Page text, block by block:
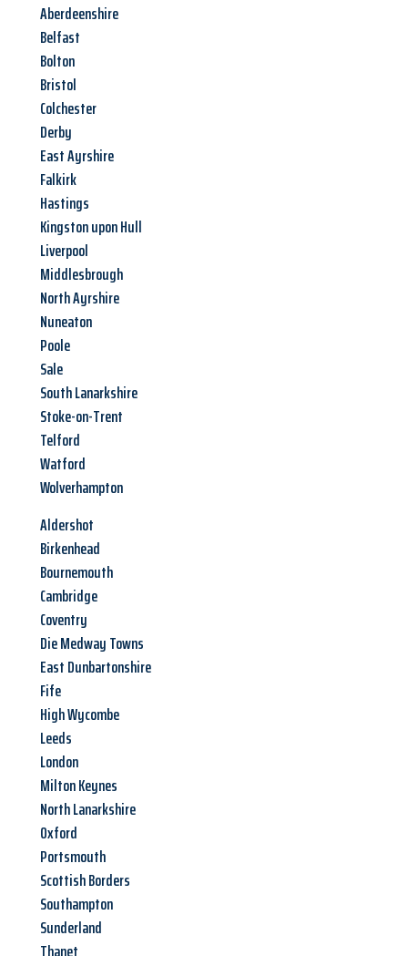
Aberdeenshire
Belfast
Bolton
Bristol
Colchester
Derby
East Ayrshire
Falkirk
Hastings
Kingston upon Hull
Liverpool
Middlesbrough
North Ayrshire
Nuneaton
Poole
Sale
South Lanarkshire
Stoke-on-Trent
Telford
Watford
Wolverhampton
Aldershot
Birkenhead
Bournemouth
Cambridge
Coventry
Die Medway Towns
East Dunbartonshire
Fife
High Wycombe
Leeds
London
Milton Keynes
North Lanarkshire
Oxford
Portsmouth
Scottish Borders
Southampton
Sunderland